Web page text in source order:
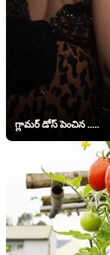
గ్లామర్ డోస్ పెంచిన .....